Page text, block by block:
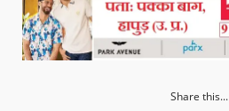
Share this...